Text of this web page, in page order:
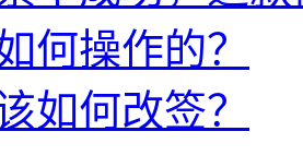
何操作的？
如何改签？